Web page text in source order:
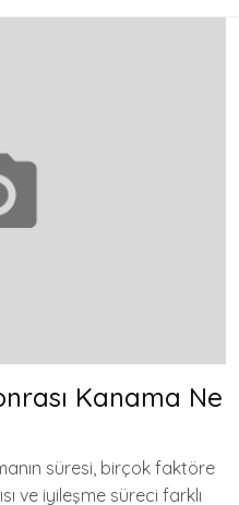
Kanama Ne
süresi, birçok faktöre
ve iyileşme süreci farklı